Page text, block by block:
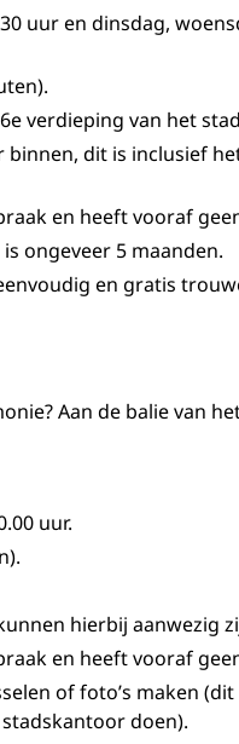
uur en dinsdag,
verdieping van het
dit is inclusief
en heeft vooraf
ongeveer 5 maanden.
en gratis
Aan de balie van
uur.
hierbij aanwezig
en heeft vooraf
of foto’s maken
doen).